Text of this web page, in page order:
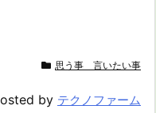
思う事 言いたい事
by テクノファーム